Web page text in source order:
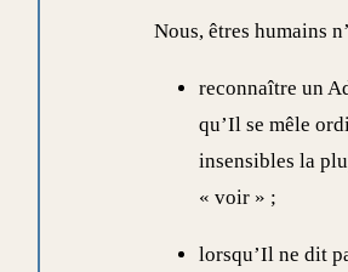
Nous, êtres humains
reconnaître un
qu’Il se mêle
insensibles la
« voir » ;
lorsqu’Il ne dit